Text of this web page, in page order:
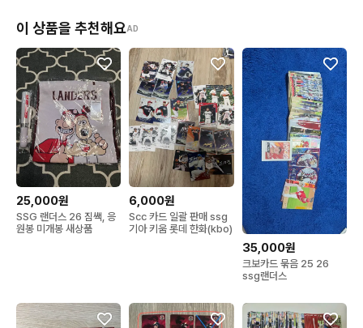
이 상품을 추천해요AD
25,000원
SSG 랜더스 26 짐쌕, 응
원봉 미개봉 새상품
6,000원
Scc 카드 일괄 판매 ssg
기아 키움 롯데 한화(kbo)
35,000원
크보카드 묶음 25 26
ssg랜더스